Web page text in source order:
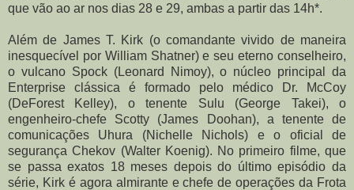
que vão ao ar nos dias 28 e 29, ambas a partir das 14h*.
Além de James T. Kirk (o comandante vivido de maneira
inesquecível por William Shatner) e seu eterno conselheiro,
o vulcano Spock (Leonard Nimoy), o núcleo principal da
Enterprise clássica é formado pelo médico Dr. McCoy
(DeForest Kelley), o tenente Sulu (George Takei), o
engenheiro-chefe Scotty (James Doohan), a tenente de
comunicações Uhura (Nichelle Nichols) e o oficial de
segurança Chekov (Walter Koenig). No primeiro filme, que
se passa exatos 18 meses depois do último episódio da
série, Kirk é agora almirante e chefe de operações da Frota